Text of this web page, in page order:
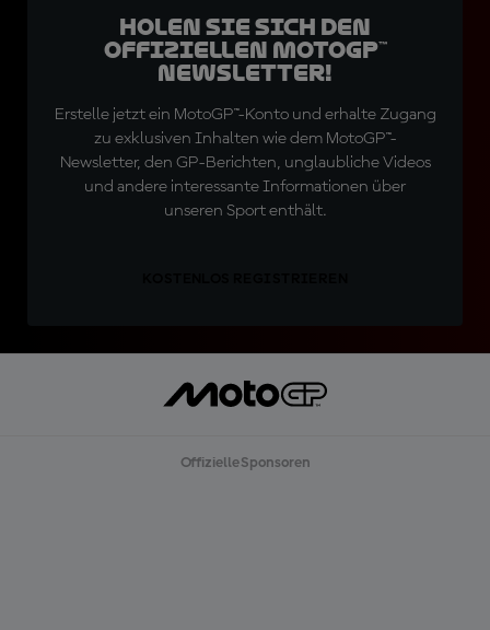
Holen Sie sich den
offiziellen MotoGP™
Newsletter!
Erstelle jetzt ein MotoGP™-Konto und erhalte Zugang
zu exklusiven Inhalten wie dem MotoGP™-
Newsletter, den GP-Berichten, unglaubliche Videos
und andere interessante Informationen über
unseren Sport enthält.
Offizielle Sponsoren